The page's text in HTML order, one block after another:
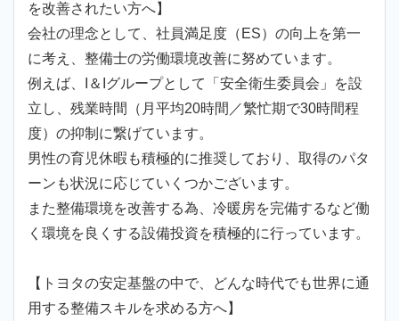
を改善されたい方へ】
会社の理念として、社員満足度（ES）の向上を第一
に考え、整備士の労働環境改善に努めています。
例えば、I＆Iグループとして「安全衛生委員会」を設
立し、残業時間（月平均20時間／繁忙期で30時間程
度）の抑制に繋げています。
男性の育児休暇も積極的に推奨しており、取得のパタ
ーンも状況に応じていくつかございます。
また整備環境を改善する為、冷暖房を完備するなど働
く環境を良くする設備投資を積極的に行っています。
【トヨタの安定基盤の中で、どんな時代でも世界に通
用する整備スキルを求める方へ】